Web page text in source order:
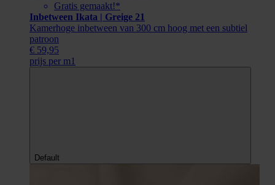
Gratis gemaakt!*
Inbetween Ikata | Greige 21
Kamerhoge inbetween van 300 cm hoog met een subtiel
patroon
€ 59,95
prijs per m1
Default